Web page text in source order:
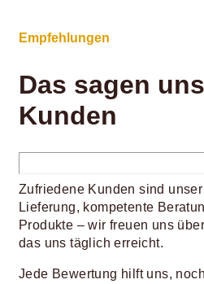
Empfehlungen
Das sagen
Kunden
Zufriedene Kunden sind
Lieferung, kompetente
Produkte – wir freuen uns
das uns täglich erreicht.
Jede Bewertung hilft uns,